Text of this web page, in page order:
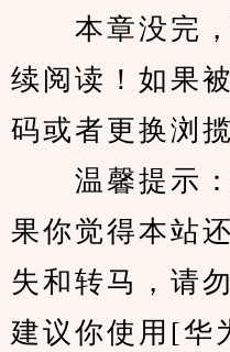
本章没完，
续阅读！如果
码或者更换浏
温馨提示：
果你觉得本站
失和转马，请
建议你使用[